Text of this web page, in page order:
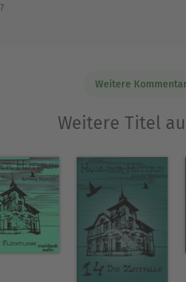
Weitere
Weitere Titel